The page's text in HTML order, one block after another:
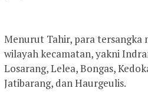
Menurut Tahir, para tersangka
wilayah kecamatan, yakni
Losarang, Lelea, Bongas,
Jatibarang, dan Haurgeulis.